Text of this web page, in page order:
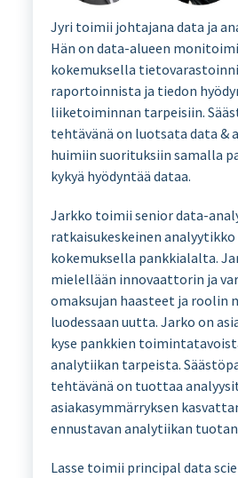
Jyri toimii johtajana data ja
Hän on data-alueen
kokemuksella
raportoinnista ja tiedon
liiketoiminnan tarpeisiin.
tehtävänä on luotsata data &
huimiin suorituksiin samalla
kykyä hyödyntää dataa.
Jarkko toimii senior data-
ratkaisukeskeinen analyytikko
kokemuksella pankkialalta.
mielellään innovaattorin ja
omaksujan haasteet ja roolin
luodessaan uutta. Jarko on
kyse pankkien
analytiikan tarpeista.
tehtävänä on tuottaa
asiakasymmärryksen
ennustavan analytiikan
Lasse toimii principal data